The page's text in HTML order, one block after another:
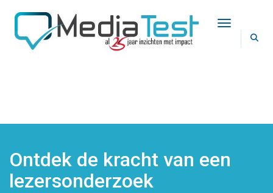
Toggle
Ontdek de kracht van een
lezersonderzoek